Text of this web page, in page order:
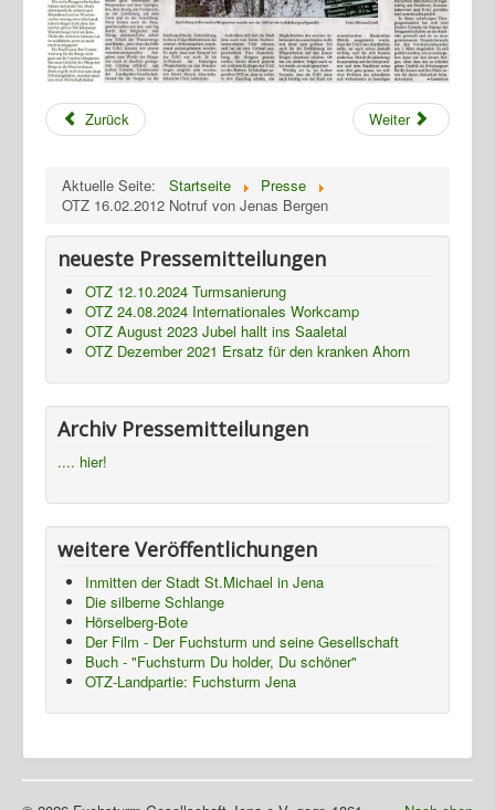
Geschichte
Wandern
Verein
Termine
Fotos
Ziegenhain
NTH
Zurück Weiter
Aktuelle Seite: Startseite
Presse
OTZ 16.02.2012 Notruf von Jenas Bergen
neueste Pressemitteilungen
OTZ 12.10.2024 Turmsanierung
OTZ 24.08.2024 Internationales Workcamp
OTZ August 2023 Jubel hallt ins Saaletal
OTZ Dezember 2021 Ersatz für den kranken Ahorn
Archiv Pressemitteilungen
.... hier!
weitere Veröffentlichungen
Inmitten der Stadt St.Michael in Jena
Die silberne Schlange
Hörselberg-Bote
Der Film - Der Fuchsturm und seine Gesellschaft
Buch - "Fuchsturm Du holder, Du schöner"
OTZ-Landpartie: Fuchsturm Jena